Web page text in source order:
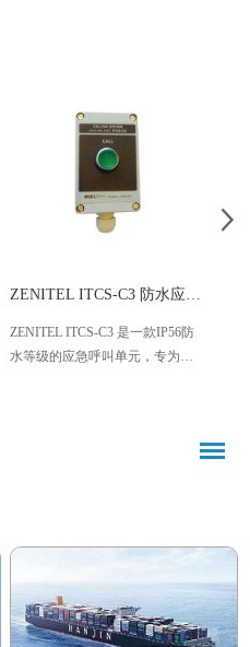
ZENITEL ITCS-C3 防水应急呼叫单元 冷库船舶专用呼叫设备
ZENITEL ITCS-C3 是一款IP56防
水等级的应急呼叫单元，专为冷
站配